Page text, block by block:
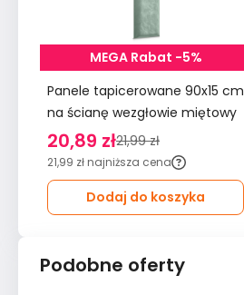
MEGA Rabat -5%
Panele tapicerowane 90x15 cm
na ścianę wezgłowie miętowy
20,89 zł21,99 zł
21,99 zł najniższa cena
Dodaj do koszyka
Podobne oferty